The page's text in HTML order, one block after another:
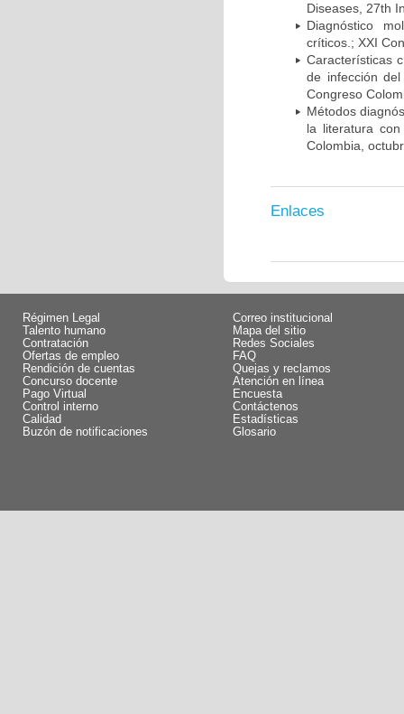
Diseases, 27th
Diagnóstico
críticos.; XXI
Características
de infección
Congreso
Métodos
la literatura
Colombia,
Enlaces
Régimen Legal
Talento humano
Contratación
Ofertas de empleo
Rendición de cuentas
Concurso docente
Pago Virtual
Control interno
Calidad
Buzón de notificaciones
Correo institucional
Mapa del sitio
Redes Sociales
FAQ
Quejas y reclamos
Atención en línea
Encuesta
Contáctenos
Estadísticas
Glosario